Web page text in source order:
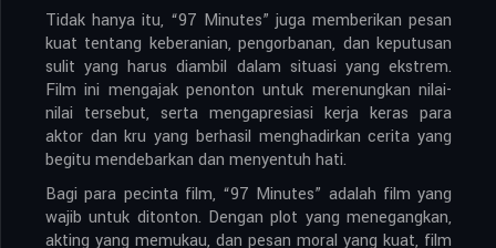
Tidak hanya itu, “97 Minutes” juga memberikan pesan
kuat tentang keberanian, pengorbanan, dan keputusan
sulit yang harus diambil dalam situasi yang ekstrem.
Film ini mengajak penonton untuk merenungkan nilai-
nilai tersebut, serta mengapresiasi kerja keras para
aktor dan kru yang berhasil menghadirkan cerita yang
begitu mendebarkan dan menyentuh hati.
Bagi para pecinta film, “97 Minutes” adalah film yang
wajib untuk ditonton. Dengan plot yang menegangkan,
akting yang memukau, dan pesan moral yang kuat, film